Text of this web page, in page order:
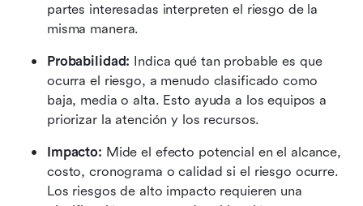
partes interesadas interpreten el riesgo de la
misma manera.
Probabilidad: Indica qué tan probable es que
ocurra el riesgo, a menudo clasificado como
baja, media o alta. Esto ayuda a los equipos a
priorizar la atención y los recursos.
Impacto: Mide el efecto potencial en el alcance,
costo, cronograma o calidad si el riesgo ocurre.
Los riesgos de alto impacto requieren una